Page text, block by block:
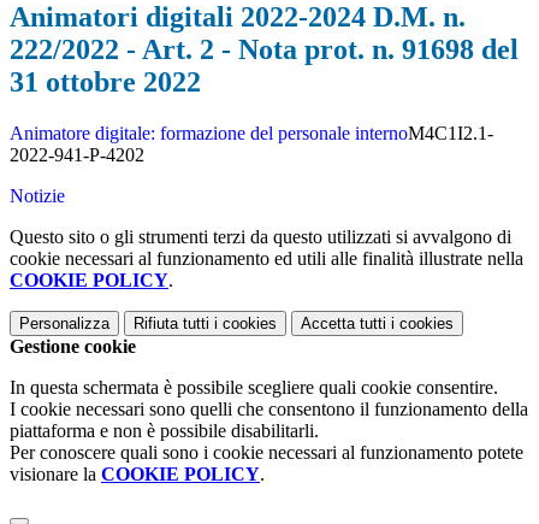
Animatori digitali 2022-2024 D.M. n.
222/2022 - Art. 2 - Nota prot. n. 91698 del
31 ottobre 2022
Animatore digitale: formazione del personale internoM4C1I2.1-
2022-941-P-4202
Notizie
Questo sito o gli strumenti terzi da questo utilizzati si avvalgono di
cookie necessari al funzionamento ed utili alle finalità illustrate nella
COOKIE POLICY.
Personalizza Rifiuta tutti i cookies Accetta tutti i cookies
Gestione cookie
In questa schermata è possibile scegliere quali cookie consentire.
I cookie necessari sono quelli che consentono il funzionamento della
piattaforma e non è possibile disabilitarli.
Per conoscere quali sono i cookie necessari al funzionamento potete
visionare la COOKIE POLICY.